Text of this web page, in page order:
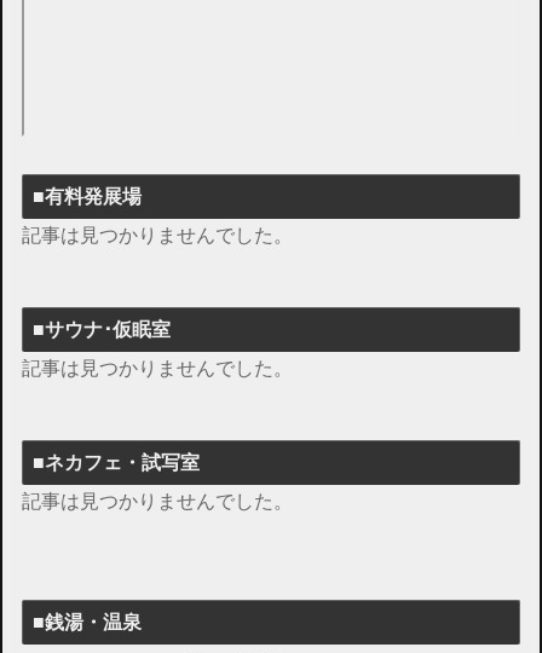
■有料発展場
記事は見つかりませんでした。
■サウナ･仮眠室
記事は見つかりませんでした。
■ネカフェ・試写室
記事は見つかりませんでした。
■銭湯・温泉